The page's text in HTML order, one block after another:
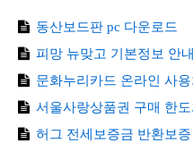
동산보드판 pc 다운로드
피망 뉴맞고 기본정보 안내
문화누리카드 온라인 사
서울사랑상품권 구매 한
허그 전세보증금 반환보